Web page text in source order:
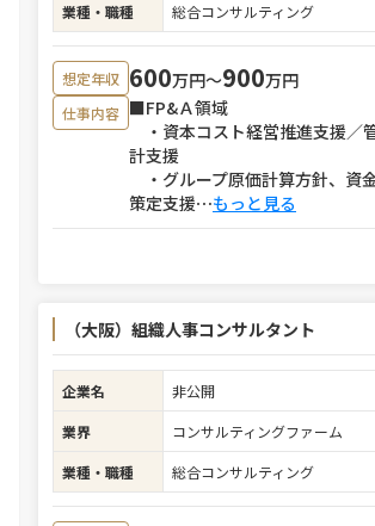
業種・職種
総合コンサルティング
想定年収 600万円〜900万円
仕事内容 ■FP&Ａ領域
・資本コスト経営推進支援／
計支援
・グループ原価計算方針、資
策定支援⋯もっと見る
（大阪）組織人事コンサルタント
企業名
非公開
業界
コンサルティングファーム
業種・職種
総合コンサルティング